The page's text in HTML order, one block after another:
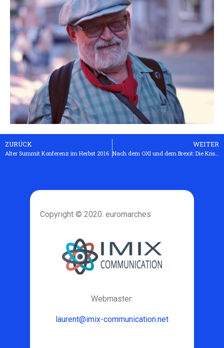
ZURÜCK
Alter Summit Konferenz im Herbst 2016
WEITER
Nach dem OXI und dem Brexit: Die Krise der EU und die Linke
Copyright © 2020. euromarches
Webmaster:
laurent@imix-communication.net